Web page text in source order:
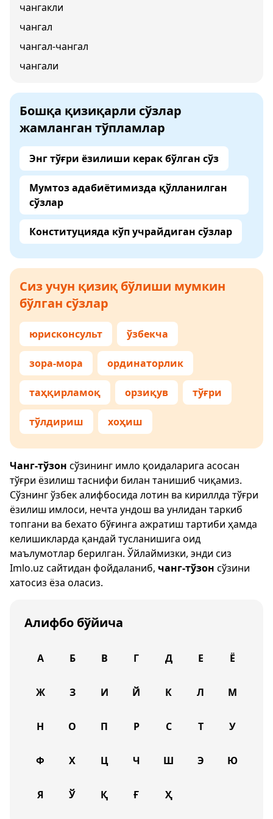
чангакли
чангал
чангал-чангал
чангали
Бошқа қизиқарли сўзлар
жамланган тўпламлар
Энг тўғри ёзилиши керак бўлган сўз
Мумтоз адабиётимизда қўлланилган
сўзлар
Конституцияда кўп учрайдиган сўзлар
Сиз учун қизиқ бўлиши мумкин
бўлган сўзлар
юрисконсульт ўзбекча
зора-мора ординаторлик
таҳқирламоқ орзиқув тўғри
тўлдириш хоҳиш
Чанг-тўзон сўзининг имло қоидаларига асосан
тўғри ёзилиш таснифи билан танишиб чиқамиз.
Сўзнинг ўзбек алифбосида лотин ва кириллда тўғри
ёзилиш имлоси, нечта ундош ва унлидан таркиб
топгани ва бехато бўғинга ажратиш тартиби ҳамда
келишикларда қандай тусланишига оид
маълумотлар берилган. Ўйлаймизки, энди сиз
Imlo.uz сайтидан фойдаланиб, чанг-тўзон сўзини
хатосиз ёза оласиз.
Алифбо бўйича
А Б В Г Д Е Ё
Ж З И Й К Л М
Н О П Р С Т У
Ф Х Ц Ч Ш Э Ю
Я Ў Қ Ғ Ҳ